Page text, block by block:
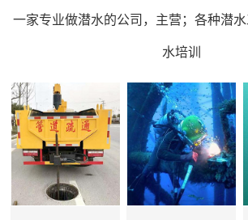
一家专业做潜水的公司，主营；各种潜
水培训